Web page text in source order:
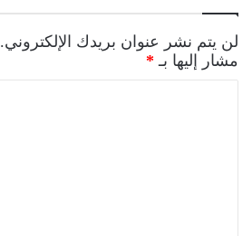
لن يتم نشر عنوان بريدك الإلكتروني.
مشار إليها بـ *